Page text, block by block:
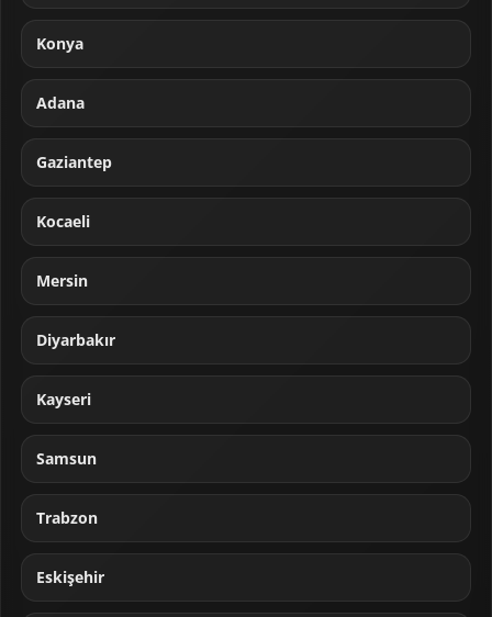
Konya
Adana
Gaziantep
Kocaeli
Mersin
Diyarbakır
Kayseri
Samsun
Trabzon
Eskişehir